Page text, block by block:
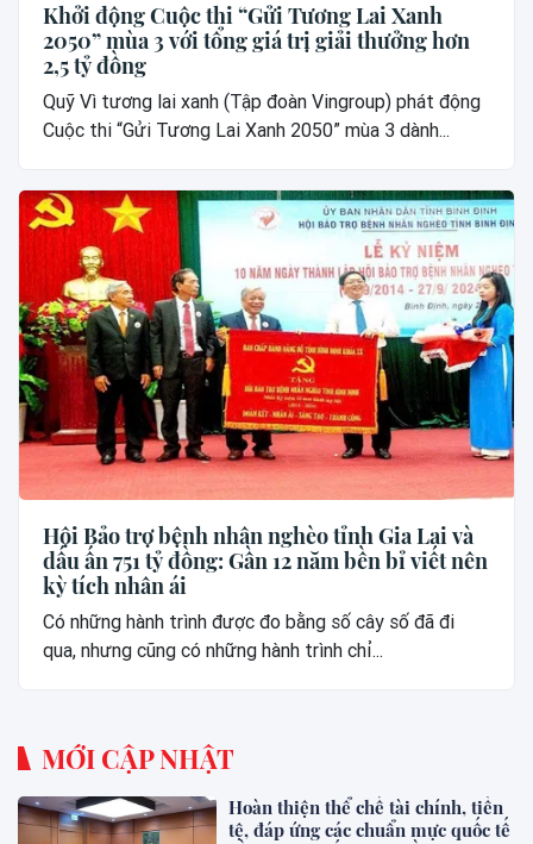
Khởi động Cuộc thi “Gửi Tương Lai Xanh
2050” mùa 3 với tổng giá trị giải thưởng hơn
2,5 tỷ đồng
Quỹ Vì tương lai xanh (Tập đoàn Vingroup) phát động
Cuộc thi “Gửi Tương Lai Xanh 2050” mùa 3 dành...
Hội Bảo trợ bệnh nhân nghèo tỉnh Gia Lai và
dấu ấn 751 tỷ đồng: Gần 12 năm bền bỉ viết nên
kỳ tích nhân ái
Có những hành trình được đo bằng số cây số đã đi
qua, nhưng cũng có những hành trình chỉ...
MỚI CẬP NHẬT
Hoàn thiện thể chế tài chính, tiền
tệ, đáp ứng các chuẩn mực quốc tế